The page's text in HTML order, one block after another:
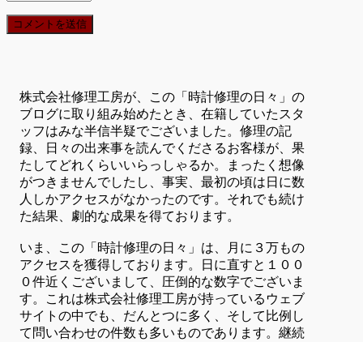
株式会社修理工房が、この「時計修理の日々」の
ブログに取り組み始めたとき、在籍していたスタ
ッフはみな半信半疑でございました。修理の記
録、日々の出来事を読んでくださるお客様が、果
たしてどれくらいいらっしゃるか。まったく想像
がつきませんでしたし、事実、最初の頃は日に数
人しかアクセスがなかったのです。それでも続け
た結果、劇的な成果を得ております。
いま、この「時計修理の日々」は、月に３万もの
アクセスを獲得しております。日に直すと１００
０件近くございまして、圧倒的な数字でございま
す。これは株式会社修理工房が持っているウェブ
サイトの中でも、だんとつに多く、そして比例し
て問い合わせの件数も多いものであります。継続